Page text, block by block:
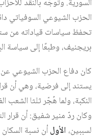
السورية. وتوجَّه بالنقد
الحزب الشيوعي السوفياتي
تحفظ سياسات قياداته من
بريجنيف، وطبعًا إلى سياسة
كان دفاع الحزب الشيوعي عن
يستند إلى فرضية، وهي أن
النكبة، ولما هُجّر ثلثا
وكان ردّ منير شفيق: أن قرار
لسببين، الأولأن نسبة